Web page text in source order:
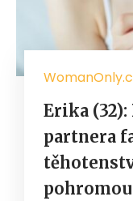
Erika
partnera
pohromou